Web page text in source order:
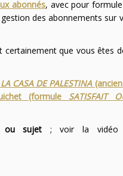
abonnés, avec pour
des abonnements
certainement que vous êtes
LA CASA DE PALESTINA(ancien
(formule SATISFAIT
ou sujet ; voir la vidéo